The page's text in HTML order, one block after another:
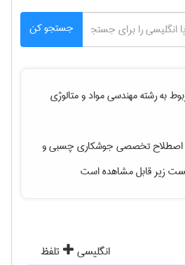
جستجو کن
به رشتهمهندسی مواد و متالوژی
اصطلاح تخصصیجوشکاری چسبیو
زیر قابل مشاهده است
انگلیسی
تلفظ